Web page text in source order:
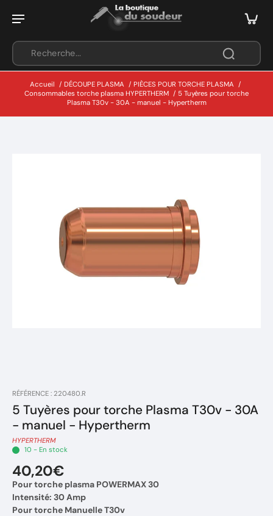
Accueil / DÉCOUPE PLASMA / PIÈCES POUR TORCHE PLASMA /
Consommables torche plasma HYPERTHERM / 5 Tuyères pour torche
Plasma T30v - 30A - manuel - Hypertherm
RÉFÉRENCE : 220480.R
5 Tuyères pour torche Plasma T30v - 30A
- manuel - Hypertherm
HYPERTHERM
10 - En stock
40,20€
Pour torche plasma POWERMAX 30
Intensité: 30 Amp
Pour torche Manuelle T30v